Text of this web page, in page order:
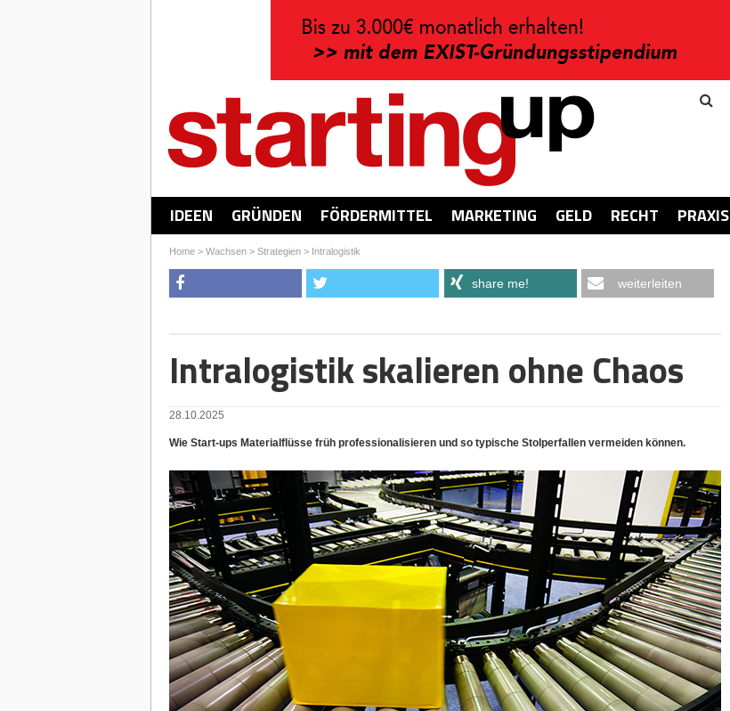
IDEEN GRÜNDEN FÖRDERMITTEL MARKETING GELD RECHT PRAXIS
Home> Wachsen> Strategien> Intralogistik
share me! weiterleiten
Intralogistik skalieren ohne Chaos
28.10.2025
Wie Start-ups Materialflüsse früh professionalisieren und so typische Stolperfallen vermeiden können.